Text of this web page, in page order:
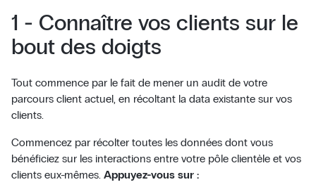
1 - Connaître vos clients sur le
bout des doigts
Tout commence par le fait de mener un audit de votre
parcours client actuel, en récoltant la data existante sur vos
clients.
Commencez par récolter toutes les données dont vous
bénéficiez sur les interactions entre votre pôle clientèle et vos
clients eux-mêmes. Appuyez-vous sur :